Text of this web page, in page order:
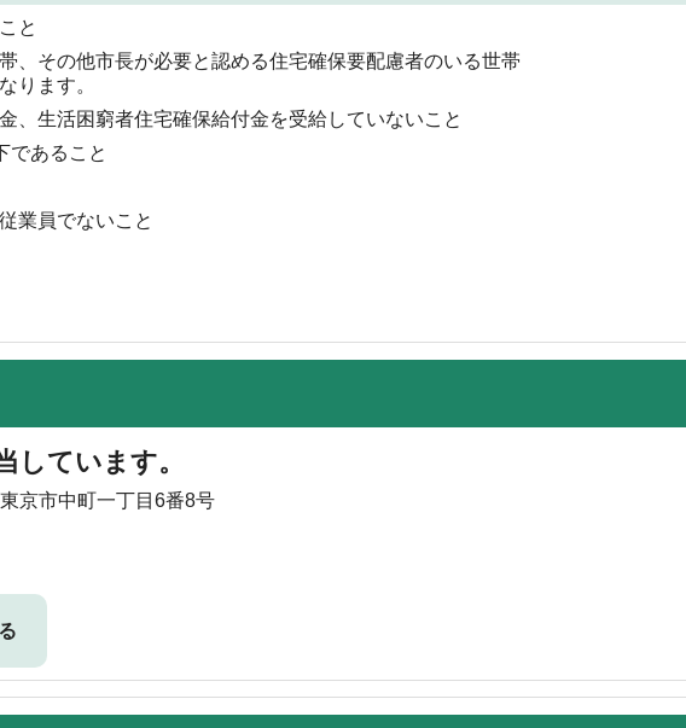
と
、その他市長が必要と認める住宅確保要配慮者のいる世帯
ります。
、生活困窮者住宅確保給付金を受給していないこと
であること
業員でないこと
しています。
京市中町一丁目6番8号